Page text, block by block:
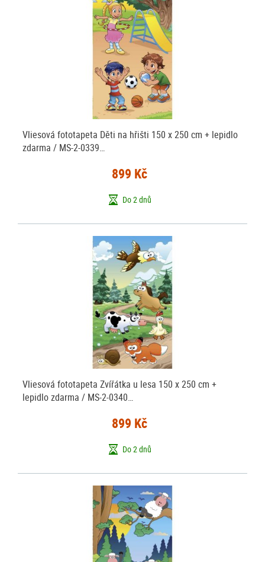
Vliesová fototapeta Děti na hřišti 150 x 250 cm + lepidlo
zdarma / MS-2-0339…
899 Kč
Do 2 dnů
Vliesová fototapeta Zvířátka u lesa 150 x 250 cm +
lepidlo zdarma / MS-2-0340…
899 Kč
Do 2 dnů